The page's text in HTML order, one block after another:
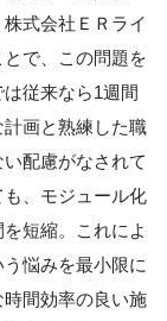
式会社ＥＲライ
で、この問題を
従来なら1週間
画と熟練した職
配慮がなされて
、モジュール化
短縮。これによ
悩みを最小限に
間効率の良い施